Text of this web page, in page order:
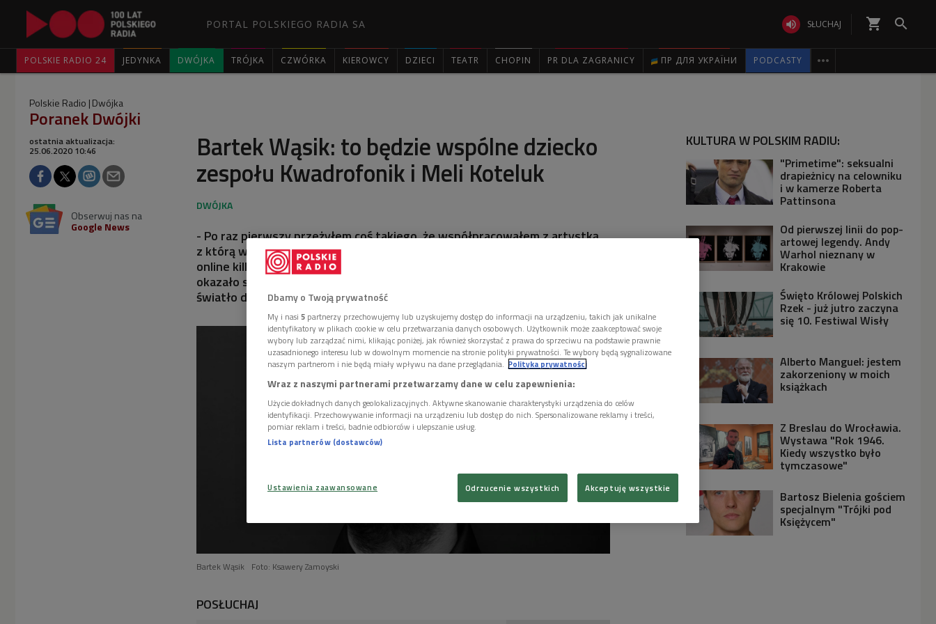
PORTAL POLSKIEGO RADIA SA  SŁUCHAJ shopping_cart 
POLSKIE RADIO 24 JEDYNKA DWÓJKA TRÓJKA CZWÓRKA KIEROWCY DZIECI TEATR CHOPIN PR DLA ZAGRANICY ПР ДЛЯ УКРАЇНИ PODCASTY 
Polskie Radio Dwójka
Poranek Dwójki
Bartek Wąsik: to będzie wspólne dziecko
zespołu Kwadrofonik i Meli Koteluk
ostatnia aktualizacja:
25.06.2020 10:46
Obserwuj nas na
Google News
- Po raz pierwszy przeżyłem coś takiego, że współpracowałem z artystką,
z którą widziałem się tylko raz na żywo, a potem spotykaliśmy się
online kilka dni w tygodniu na intensywnych próbach. Nagle w połowie maja
okazało się, że przygotowaliśmy 10 piosenek, które za chwileczkę ujrzą
światło dzienne - mówił w "Poranku Dwójki" pianista, aranżer i kompozytor.
Bartek Wąsik Foto: Ksawery Zamoyski
POSŁUCHAJ
KULTURA W POLSKIM RADIU:
"Primetime": seksualni
drapieżnicy na celowniku
i w kamerze Roberta
Pattinsona
Od pierwszej linii do pop-
artowej legendy. Andy
Warhol nieznany w
Krakowie
Święto Królowej Polskich
Rzek - już jutro zaczyna
się 10. Festiwal Wisły
Alberto Manguel: jestem
zakorzeniony w moich
książkach
Z Breslau do Wrocławia.
Wystawa "Rok 1946.
Kiedy wszystko było
tymczasowe"
Bartosz Bielenia gościem
specjalnym "Trójki pod
Księżycem"
Dbamy o Twoją prywatność
My i nasi 5 partnerzy przechowujemy lub uzyskujemy dostęp do informacji na urządzeniu, takich jak unikalne
identyfikatory w plikach cookie w celu przetwarzania danych osobowych. Użytkownik może zaakceptować swoje
wybory lub zarządzać nimi, klikając poniżej, jak również skorzystać z prawa do sprzeciwu na podstawie prawnie
uzasadnionego interesu lub w dowolnym momencie na stronie polityki prywatności. Te wybory będą sygnalizowane
naszym partnerom i nie będą miały wpływu na dane przeglądania. Polityka prywatności
Wraz z naszymi partnerami przetwarzamy dane w celu zapewnienia:
Użycie dokładnych danych geolokalizacyjnych. Aktywne skanowanie charakterystyki urządzenia do celów
identyfikacji. Przechowywanie informacji na urządzeniu lub dostęp do nich. Spersonalizowane reklamy i treści,
pomiar reklam i treści, badnie odbiorców i ulepszanie usług.
Lista partnerów (dostawców)
Ustawienia zaawansowane Odrzucenie wszystkich Akceptuję wszystkie